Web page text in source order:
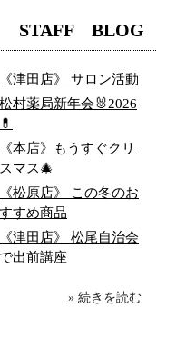
STAFF BLOG
《津田店》 サロン活動
松村薬局新年会🐰2026
💊
《本店》もうすぐクリ
スマス🎄
《松原店》 この冬のお
すすめ商品
《津田店》 松尾自治会
で出前講座
» 続きを読む